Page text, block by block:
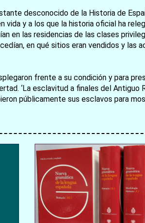
続ける カートへ進む
desconocido de la Historia de
y a los que la historia oficial ha
en las residencias de las clases
en qué sitios eran vendidos y
frente a su condición y para
‘La esclavitud a finales del Antiguo
públicamente sus esclavos para